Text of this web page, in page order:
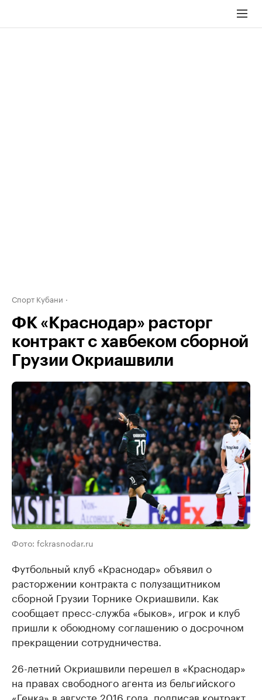
Спорт Кубани
ФК «Краснодар» расторг
контракт с хавбеком сборной
Грузии Окриашвили
Фото: fckrasnodar.ru
Футбольный клуб «Краснодар» объявил о
расторжении контракта с полузащитником
сборной Грузии Торнике Окриашвили. Как
сообщает пресс-служба «быков», игрок и клуб
пришли к обоюдному соглашению о досрочном
прекращении сотрудничества.
26-летний Окриашвили перешел в «Краснодар»
на правах свободного агента из бельгийского
«Генка» в августе 2016 года, подписав контракт